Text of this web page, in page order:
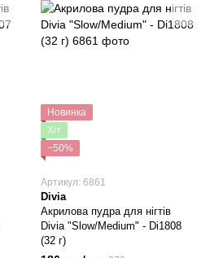
Новинка
Хіт
−50%
Артикул: 6861
Divia
Акрилова пудра для нігтів
Divia "Slow/Medium" - Di1808
(32 г)